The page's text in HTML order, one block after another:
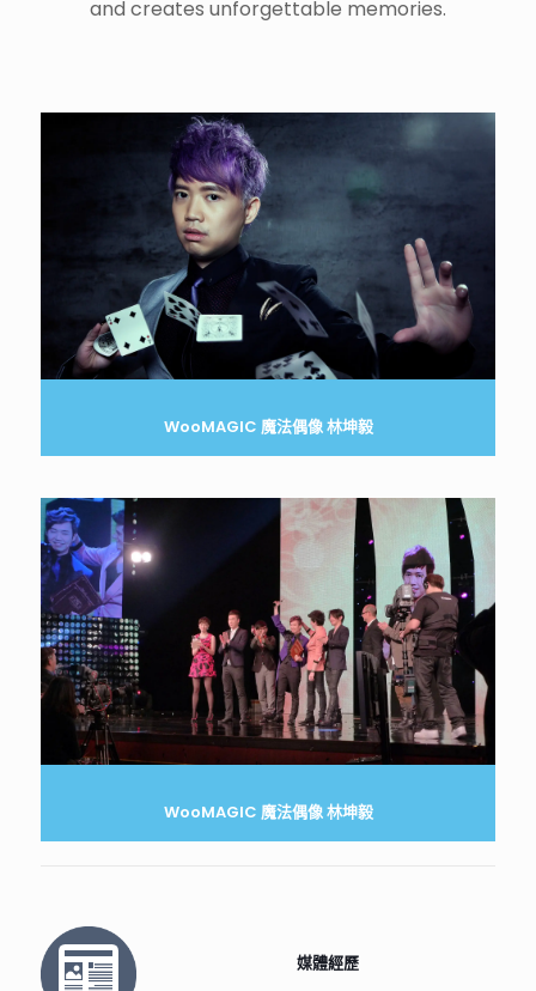
and creates unforgettable memories.
WooMAGIC 魔法偶像 林坤毅
WooMAGIC 魔法偶像 林坤毅
媒體經歷